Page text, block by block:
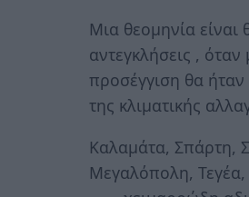
Μια θεομηνία είναι
αντεγκλήσεις ,
προσέγγιση θα
της κλιματικής
Καλαμάτα, Σπάρτη,
Μεγαλόπολη, Τεγέα,